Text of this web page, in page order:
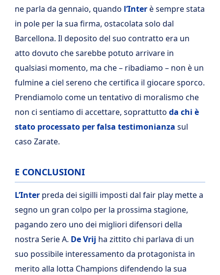
ne parla da gennaio, quando l’Interè sempre stata
in pole per la sua firma, ostacolata solo dal
Barcellona. Il deposito del suo contratto era un
atto dovuto che sarebbe potuto arrivare in
qualsiasi momento, ma che – ribadiamo – non è un
fulmine a ciel sereno che certifica il giocare sporco.
Prendiamolo come un tentativo di moralismo che
non ci sentiamo di accettare, soprattutto da chi è
stato processato per falsa testimonianza sul
caso Zarate.
E CONCLUSIONI
L’Inter preda dei sigilli imposti dal fair play mette a
segno un gran colpo per la prossima stagione,
pagando zero uno dei migliori difensori della
nostra Serie A. De Vrij ha zittito chi parlava di un
suo possibile interessamento da protagonista in
merito alla lotta Champions difendendo la sua